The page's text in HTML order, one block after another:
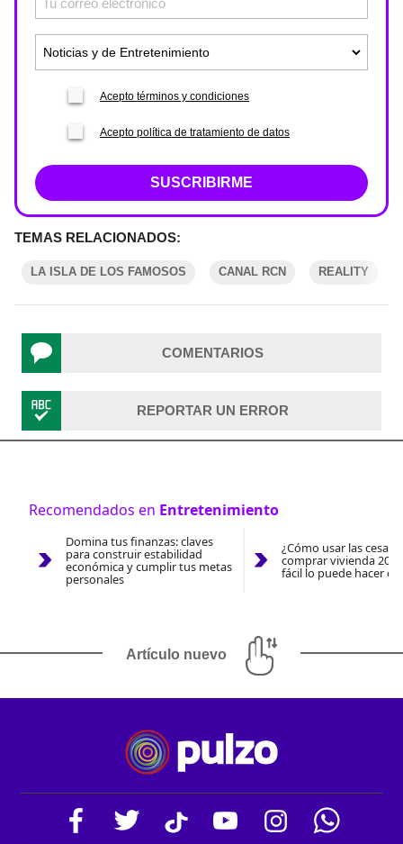
Acepto términos y condiciones
Acepto política de tratamiento de datos
SUSCRIBIRME
TEMAS RELACIONADOS:
LA ISLA DE LOS FAMOSOS CANAL RCN REALITY
COMENTARIOS
REPORTAR UN ERROR
Recomendados en Entretenimiento
Domina tus finanzas: claves
para construir estabilidad
económica y cumplir tus metas
personales
¿Cómo usar las
comprar vivienda
fácil lo puede hacer
Artículo nuevo